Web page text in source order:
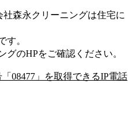
社森永クリーニングは住宅に
す。
グのHPをご確認ください。
08477 」を取得できるIP電話